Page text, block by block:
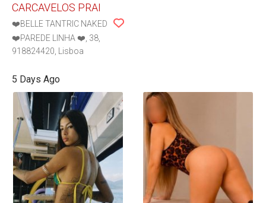
CARCAVELOS PRAI
❤️BELLE TANTRIC NAKED
❤️PAREDE LINHA ❤️ 38
918824420
Lisboa
5 Days Ago